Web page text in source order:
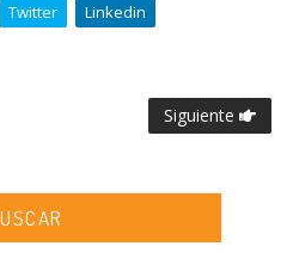
Twitter Linkedin
Siguiente